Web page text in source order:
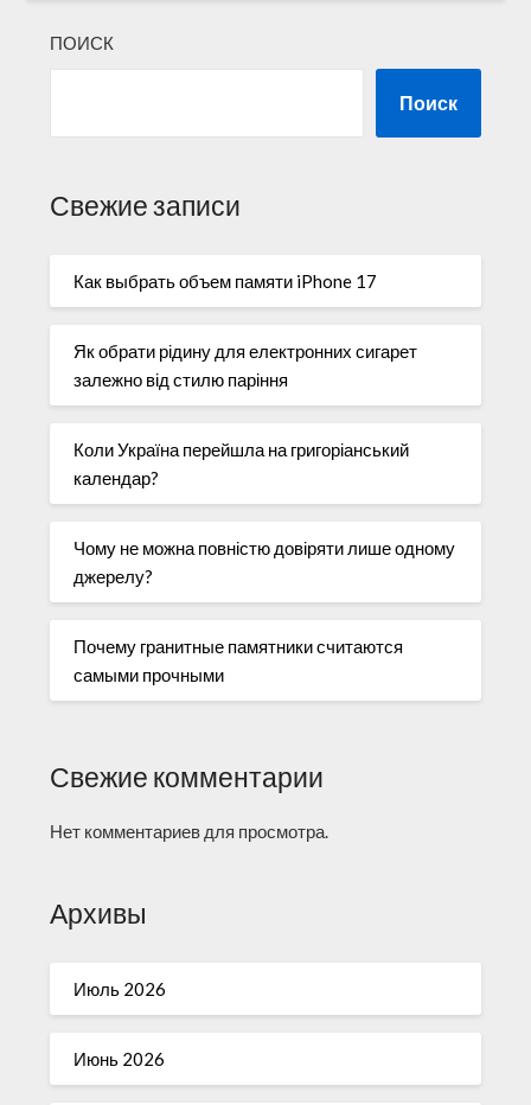
ПОИСК
Поиск
Свежие записи
Как выбрать объем памяти iPhone 17
Як обрати рідину для електронних сигарет
залежно від стилю паріння
Коли Україна перейшла на григоріанський
календар?
Чому не можна повністю довіряти лише одному
джерелу?
Почему гранитные памятники считаются
самыми прочными
Свежие комментарии
Нет комментариев для просмотра.
Архивы
Июль 2026
Июнь 2026